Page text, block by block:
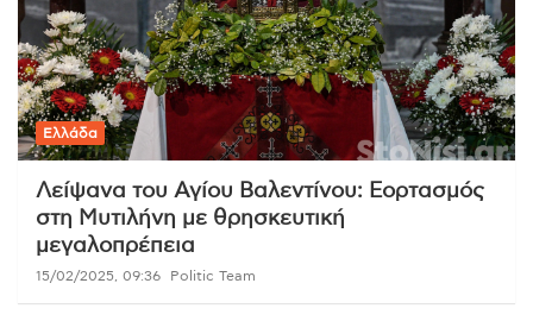
Ελλάδα
Λείψανα του Αγίου Βαλεντίνου: Εορτασμός
στη Μυτιλήνη με θρησκευτική
μεγαλοπρέπεια
15/02/2025, 09:36 Politic Team